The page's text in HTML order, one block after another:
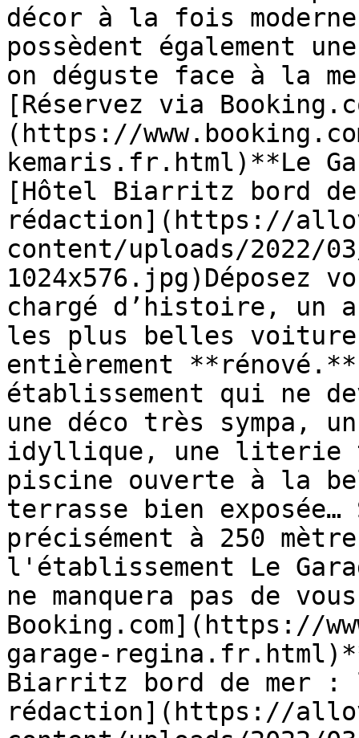
décor à la fois
possèdent également
on déguste face à la
[Réservez via
(https://
kemaris.fr.html)**Le
[Hôtel Biarritz bord
rédaction](https://
content/uploads/2022/
1024x576.jpg)Déposez
chargé d’histoire, un
les plus belles
entièrement **rénové.**
établissement qui ne
une déco très sympa,
idyllique, une literie
piscine ouverte à la
terrasse bien
précisément à 250
l'établissement Le
ne manquera pas de
Booking.com](https://
garage-
Biarritz bord de mer
rédaction](https://